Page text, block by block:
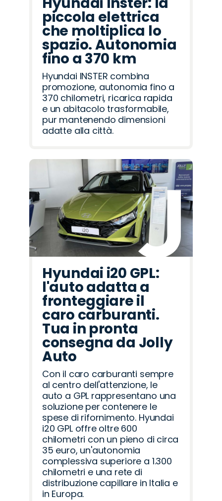
piccola elettrica
che moltiplica lo
spazio. Autonomia
fino a 370 km
Hyundai INSTER combina
promozione, autonomia fino a
370 chilometri, ricarica rapida
e un abitacolo trasformabile,
pur mantenendo dimensioni
adatte alla città.
Hyundai i20 GPL:
l'auto adatta a
fronteggiare il
caro carburanti.
Tua in pronta
consegna da Jolly
Auto
Con il caro carburanti sempre
al centro dell'attenzione, le
auto a GPL rappresentano una
soluzione per contenere le
spese di rifornimento. Hyundai
i20 GPL offre oltre 600
chilometri con un pieno di circa
35 euro, un'autonomia
complessiva superiore a 1.300
chilometri e una rete di
distribuzione capillare in Italia e
in Europa.